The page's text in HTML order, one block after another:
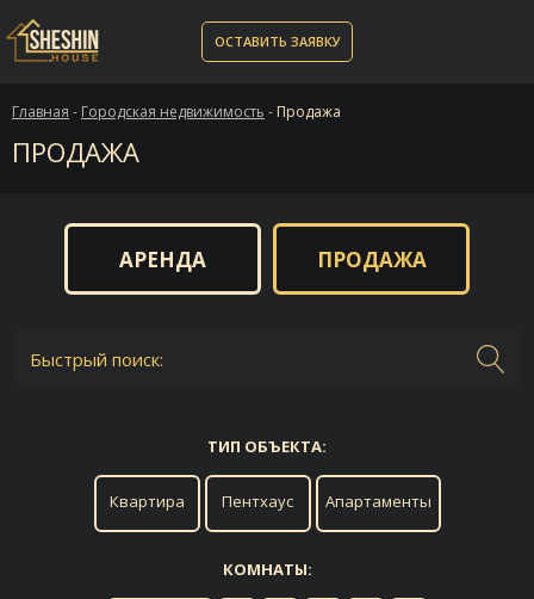
ОСТАВИТЬ ЗАЯВКУ
Главная - Городская недвижимость - Продажа
ПРОДАЖА
АРЕНДА ПРОДАЖА
Быстрый поиск:
ТИП ОБЪЕКТА:
Квартира Пентхаус Апартаменты
КОМНАТЫ: